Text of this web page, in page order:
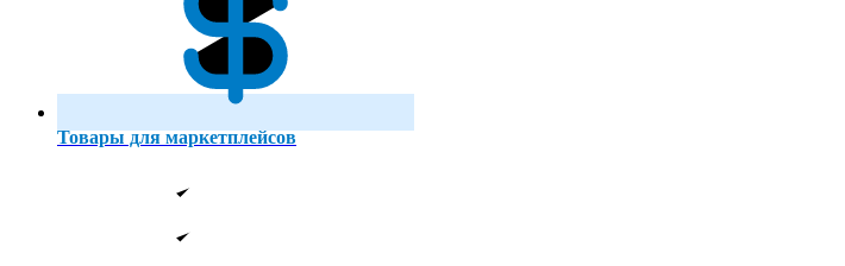
Товары для маркетплейсов